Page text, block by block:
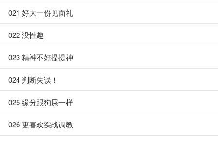
021 好大一份见面礼
022 没性趣
023 精神不好提提神
024 判断失误！
025 缘分跟狗屎一样
026 更喜欢实战调教